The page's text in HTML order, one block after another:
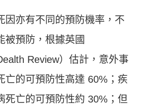
因亦有不同的預防機率，不
被預防，根據英國
Review）估計，意外事
亡的可預防性高達 60%；疾
死亡的可預防性約 30%；但